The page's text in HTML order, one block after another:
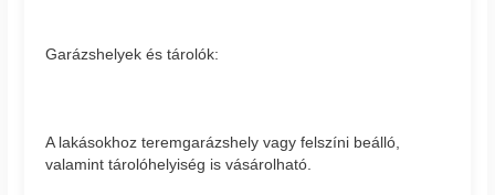
Garázshelyek és tárolók:
A lakásokhoz teremgarázshely vagy felszíni beálló,
valamint tárolóhelyiség is vásárolható.